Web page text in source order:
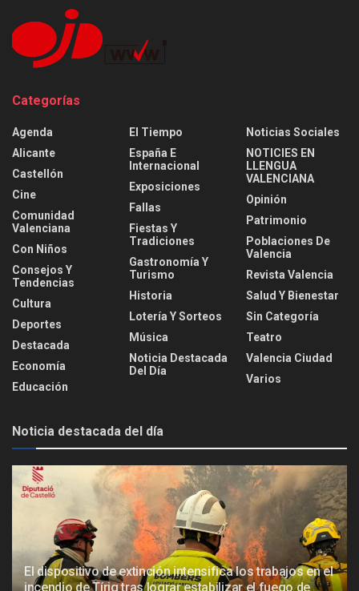
Categorías
Agenda
Alicante
Castellón
Cine
Comunidad
Valenciana
Con Niños
Consejos Y
Tendencias
Cultura
Deportes
Destacada
Economía
Educación
El Tiempo
España E
Internacional
Exposiciones
Fallas
Fiestas Y
Tradiciones
Gastronomía Y
Turismo
Historia
Lotería Y Sorteos
Música
Noticia Destacada
Del Día
Noticias Sociales
NOTICIES EN
LLENGUA
VALENCIANA
Opinión
Patrimonio
Poblaciones De
Valencia
Revista Valencia
Salud Y Bienestar
Sin Categoría
Teatro
Valencia Ciudad
Varios
Noticia destacada del día
El dispositivo de extinción intensifica los trabajos en el
incendio de Tírig tras lograr estabilizar el fuego de